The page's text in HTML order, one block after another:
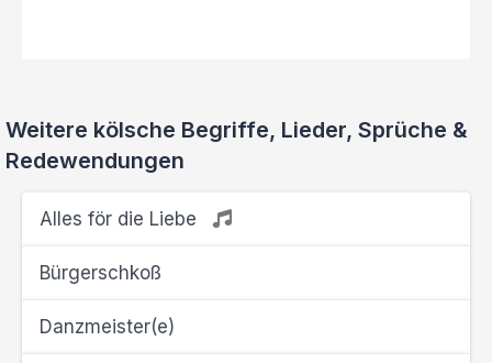
Weitere kölsche Begriffe, Lieder, Sprüche &
Redewendungen
Alles för die Liebe
Bürgerschkoß
Danzmeister(e)